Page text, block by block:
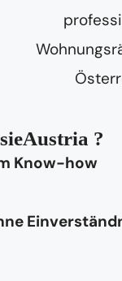
?
Know-how